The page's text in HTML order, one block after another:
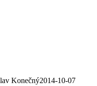
Konečný2014-10-07